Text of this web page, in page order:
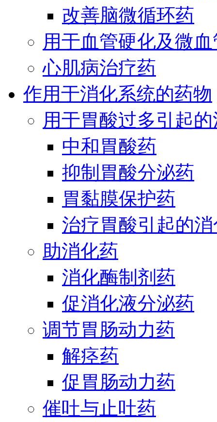
改善脑微循环药
用于血管硬化及微
心肌病治疗药
作用于消化系统的药物
用于胃酸过多引起
中和胃酸药
抑制胃酸分泌药
胃黏膜保护药
治疗胃酸引起的
助消化药
消化酶制剂药
促消化液分泌药
调节胃肠动力药
解痉药
促胃肠动力药
催吐与止吐药